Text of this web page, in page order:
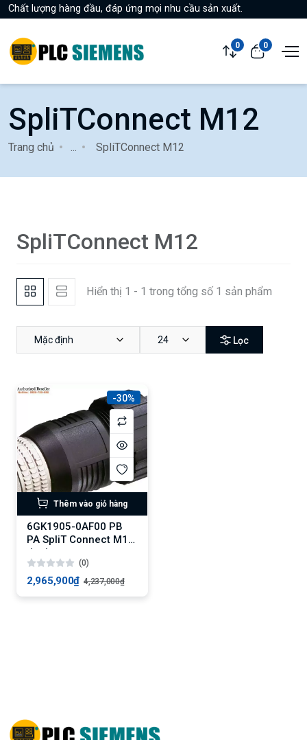
Chất lượng hàng đầu, đáp ứng mọi nhu cầu sản xuất.
0 0
SpliTConnect M12
Trang chủ SpliTConnect M12
SpliTConnect M12
Hiển thị 1 - 1 trong tổng số 1 sản phẩm
Mặc định 24 Lọc
-30%
Thêm vào giỏ hàng
6GK1905-0AF00 PB
PA SpliT Connect M12
Jack
(0)
2,965,900₫ 4,237,000₫